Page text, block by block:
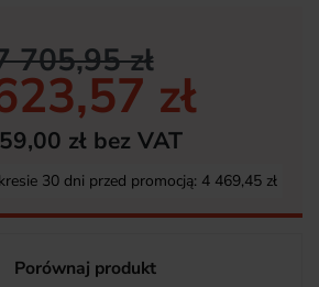
705,95 zł
zł
zł bez VAT
30 dni przed promocją: 4 469,45 zł
Porównaj produkt